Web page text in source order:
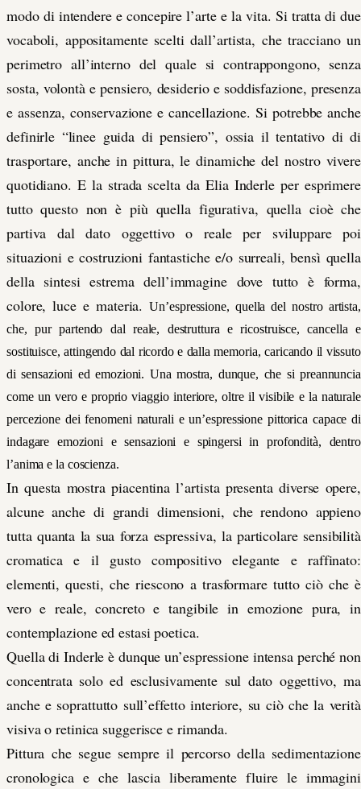
modo di intendere e concepire l’arte e la vita. Si tratta di due
vocaboli, appositamente scelti dall’artista, che tracciano un
perimetro all’interno del quale si contrappongono, senza
sosta, volontà e pensiero, desiderio e soddisfazione, presenza
e assenza, conservazione e cancellazione. Si potrebbe anche
definirle “linee guida di pensiero”, ossia il tentativo di di
trasportare, anche in pittura, le dinamiche del nostro vivere
quotidiano. E la strada scelta da Elia Inderle per esprimere
tutto questo non è più quella figurativa, quella cioè che
partiva dal dato oggettivo o reale per sviluppare poi
situazioni e costruzioni fantastiche e/o surreali, bensì quella
della sintesi estrema dell’immagine dove tutto è forma,
colore, luce e materia.Un’espressione, quella del nostro artista,
che, pur partendo dal reale, destruttura e ricostruisce, cancella e
sostituisce, attingendo dal ricordo e dalla memoria, caricando il vissuto
di sensazioni ed emozioni. Una mostra, dunque, che si preannuncia
come un vero e proprio viaggio interiore, oltre il visibile e la naturale
percezione dei fenomeni naturali e un’espressione pittorica capace di
indagare emozioni e sensazioni e spingersi in profondità, dentro
l’anima e la coscienza.
In questa mostra piacentina l’artista presenta diverse opere,
alcune anche di grandi dimensioni, che rendono appieno
tutta quanta la sua forza espressiva, la particolare sensibilità
cromatica e il gusto compositivo elegante e raffinato:
elementi, questi, che riescono a trasformare tutto ciò che è
vero e reale, concreto e tangibile in emozione pura, in
contemplazione ed estasi poetica.
Quella di Inderle è dunque un’espressione intensa perché non
concentrata solo ed esclusivamente sul dato oggettivo, ma
anche e soprattutto sull’effetto interiore, su ciò che la verità
visiva o retinica suggerisce e rimanda.
Pittura che segue sempre il percorso della sedimentazione
cronologica e che lascia liberamente fluire le immagini